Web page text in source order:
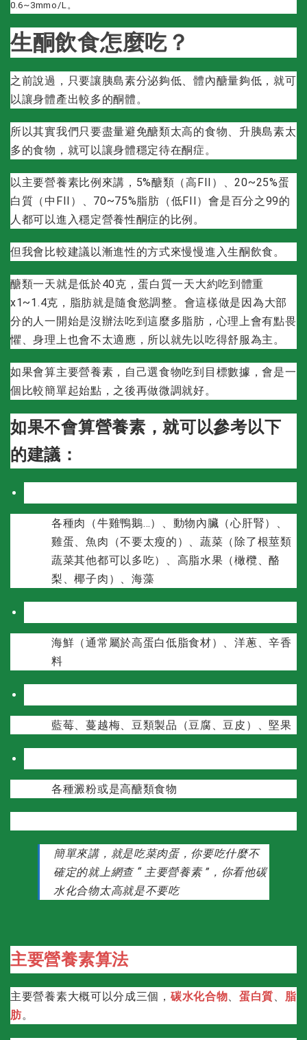
0.6~3mmo/L。
生酮飲食怎麼吃？
之前說過，只要讓胰島素分泌夠低、體內醣量夠低，就可
以讓身體產出較多的酮體。
所以其實我們只要盡量避免醣類太高的食物、升胰島素太
多的食物，就可以讓身體穩定待在酮症。
以主要營養素比例來講，5%醣類（高FII）、20~25%蛋
白質（中FII）、70~75%脂肪（低FII）會是百分之99的
人都可以進入穩定營養性酮症的比例。
但我會比較建議以漸進性的方式來慢慢進入生酮飲食。
醣類一天就是低於40克，蛋白質一天大約吃到體重
x1~1.4克，脂肪就是隨食慾調整。會這樣做是因為大部
分的人一開始是沒辦法吃到這麼多脂肪，心理上會有點畏
懼、身理上也會不太適應，所以就先以吃得舒服為主。
如果會算主要營養素，自己選食物吃到目標數據，會是一
個比較簡單起始點，之後再做微調就好。
如果不會算營養素，就可以參考以下
的建議：
各種肉（牛雞鴨鵝…）、動物內臟（心肝腎）、
雞蛋、魚肉（不要太瘦的）、蔬菜（除了根莖類
蔬菜其他都可以多吃）、高脂水果（橄欖、酪
梨、椰子肉）、海藻
海鮮（通常屬於高蛋白低脂食材）、洋蔥、辛香
料
藍莓、蔓越梅、豆類製品（豆腐、豆皮）、堅果
各種澱粉或是高醣類食物
簡單來講，就是吃菜肉蛋，你要吃什麼不
確定的就上網查 “ 主要營養素 ”，你看他碳
水化合物太高就是不要吃
主要營養素算法
主要營養素大概可以分成三個， 碳水化合物、蛋白質、 脂
肪。